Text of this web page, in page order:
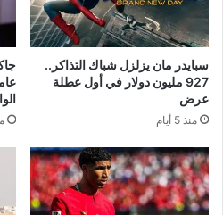
سبايدر مان يزلزل شباك التذاكر..
927 مليون دولار في أول عطلة
عرض
منذ 5 أيام